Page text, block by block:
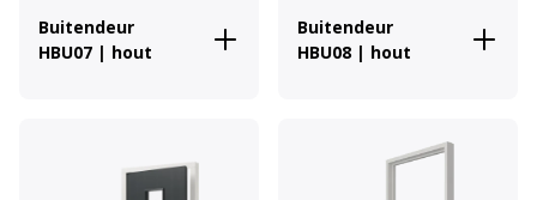
Buitendeur
HBU07 | hout
Buitendeur
HBU08 | hout